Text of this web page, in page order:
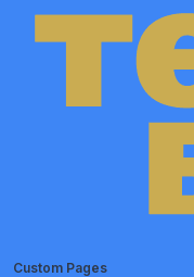
Custom Pages